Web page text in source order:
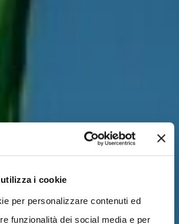
i cookie
per personalizzare contenuti ed
funzionalità dei social media e per